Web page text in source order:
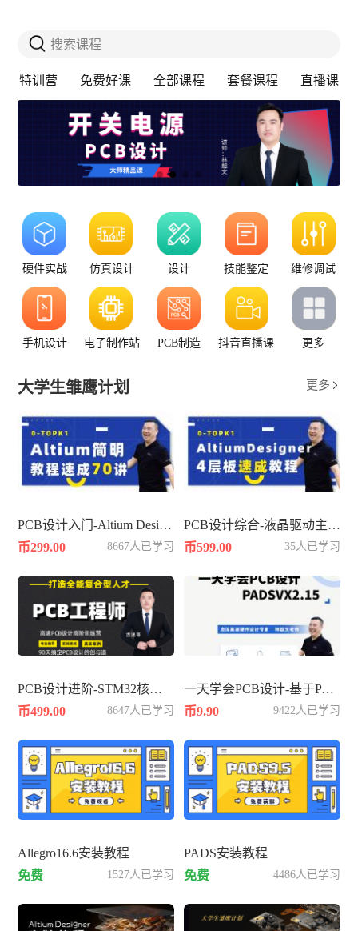
搜索课程
特训营 免费好课 全部课程 套餐课程 直播课
硬件实战 仿真设计 设计 技能鉴定 维修调试
手机设计 电子制作站 PCB制造 抖音直播课 更多
大学生雏鹰计划 更多 
PCB设计入门-Altium Designer平台速成
币299.00
8667人已学习
PCB设计综合-液晶驱动主板4层
币599.00
35人已学习
PCB设计进阶-STM32核心板4层板
币499.00
8647人已学习
一天学会PCB设计-基于PADSVX2.15
币9.90
9422人已学习
Allegro16.6安装教程
免费
1527人已学习
PADS安装教程
免费
4486人已学习